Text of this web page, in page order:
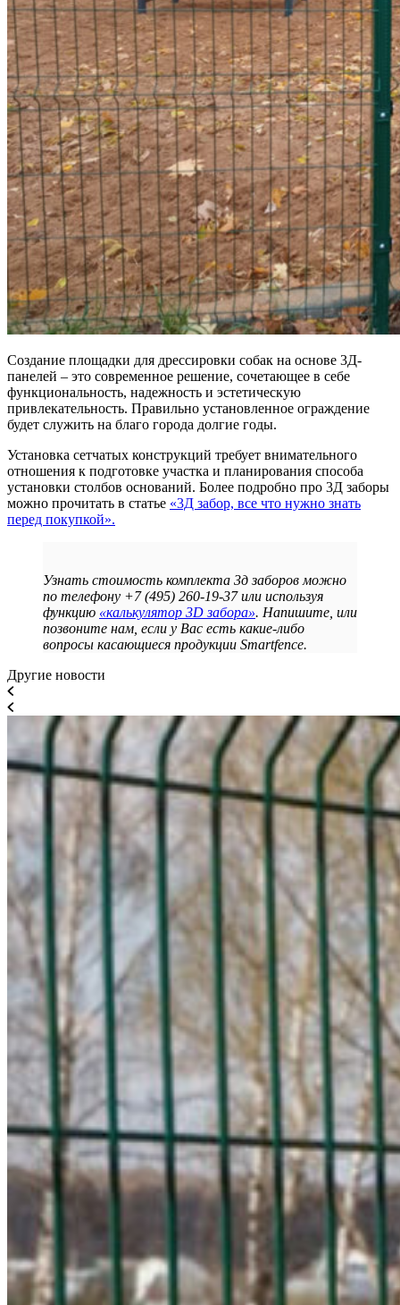
Создание площадки для дрессировки собак на основе 3Д-
панелей – это современное решение, сочетающее в себе
функциональность, надежность и эстетическую
привлекательность. Правильно установленное ограждение
будет служить на благо города долгие годы.
Установка сетчатых конструкций требует внимательного
отношения к подготовке участка и планирования способа
установки столбов оснований. Более подробно про 3Д заборы
можно прочитать в статье «3Д забор, все что нужно знать
перед покупкой».
Узнать стоимость комплекта 3д заборов можно
по телефону +7 (495) 260-19-37 или используя
функцию «калькулятор 3D забора». Напишите, или
позвоните нам, если у Вас есть какие-либо
вопросы касающиеся продукции Smartfence.
Другие новости